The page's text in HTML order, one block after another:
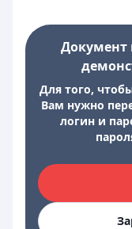
Документ
Для того,
Вам нужно
логин и